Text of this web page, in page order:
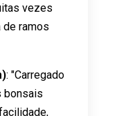
vezes
de ramos
: "Carregado
bonsais